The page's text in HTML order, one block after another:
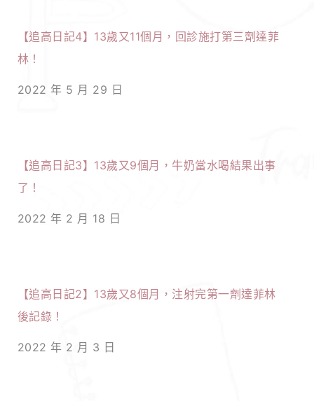
【追高日記4】13歲又11個月，回診施打第三劑達菲
林！
2022 年 5 月 29 日
【追高日記3】13歲又9個月，牛奶當水喝結果出事
了！
2022 年 2 月 18 日
【追高日記2】13歲又8個月，注射完第一劑達菲林
後記錄！
2022 年 2 月 3 日